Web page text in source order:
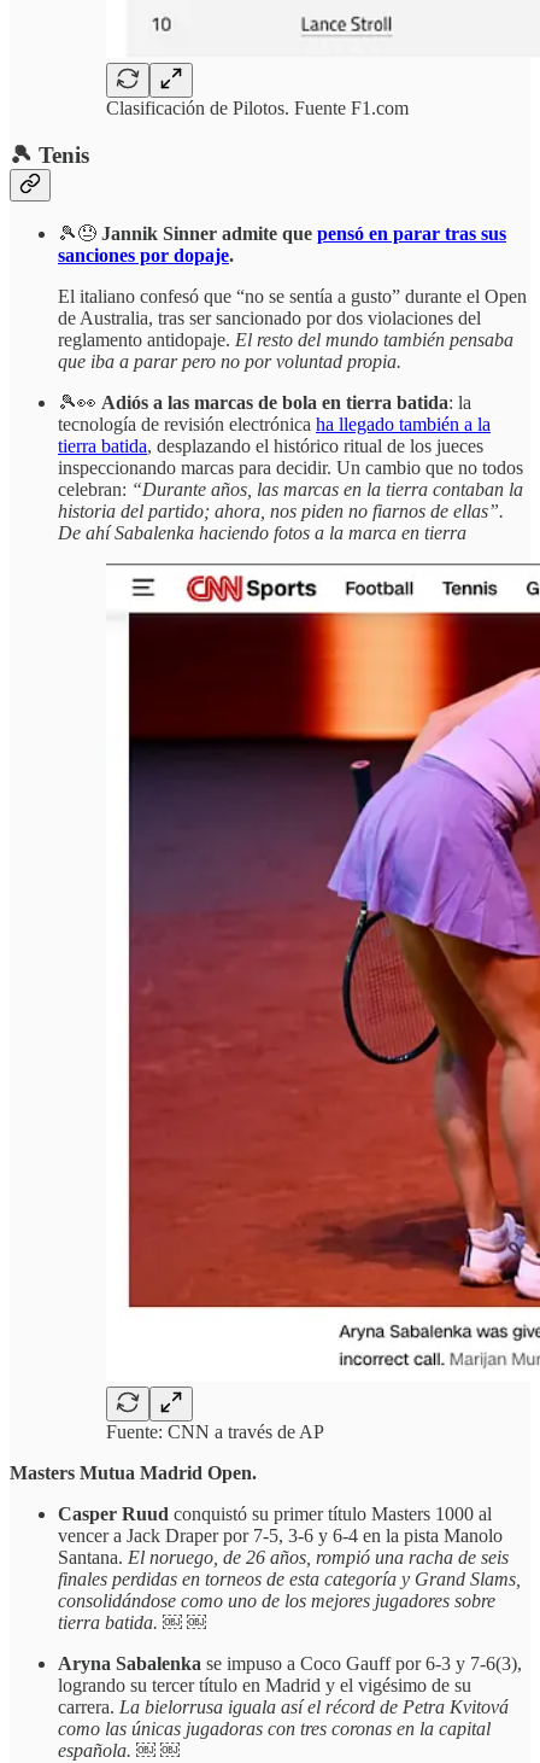
Clasificación de Pilotos. Fuente F1.com
🎾 Tenis
🎾😓 Jannik Sinner admite que pensó en parar tras sus
sanciones por dopaje.
El italiano confesó que “no se sentía a gusto” durante el Open
de Australia, tras ser sancionado por dos violaciones del
reglamento antidopaje. El resto del mundo también pensaba
que iba a parar pero no por voluntad propia.
🎾👀 Adiós a las marcas de bola en tierra batida: la
tecnología de revisión electrónica ha llegado también a la
tierra batida, desplazando el histórico ritual de los jueces
inspeccionando marcas para decidir. Un cambio que no todos
celebran: “Durante años, las marcas en la tierra contaban la
historia del partido; ahora, nos piden no fiarnos de ellas”.
De ahí Sabalenka haciendo fotos a la marca en tierra
Fuente: CNN a través de AP
Masters Mutua Madrid Open.
Casper Ruud conquistó su primer título Masters 1000 al
vencer a Jack Draper por 7-5, 3-6 y 6-4 en la pista Manolo
Santana. El noruego, de 26 años, rompió una racha de seis
finales perdidas en torneos de esta categoría y Grand Slams,
consolidándose como uno de los mejores jugadores sobre
tierra batida. ￼ ￼
Aryna Sabalenka se impuso a Coco Gauff por 6-3 y 7-6(3),
logrando su tercer título en Madrid y el vigésimo de su
carrera. La bielorrusa iguala así el récord de Petra Kvitová
como las únicas jugadoras con tres coronas en la capital
española. ￼ ￼